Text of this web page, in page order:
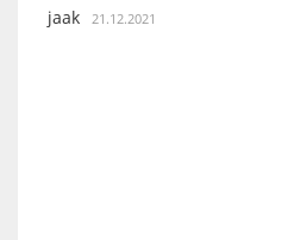
jaak 21.12.2021